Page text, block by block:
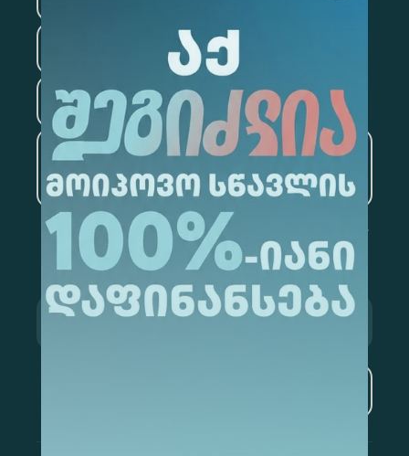
ფსიქოლოგია
ტურიზმი
ხელოვნური ინტელექტი
და მონაცემთა ანალიტიკა